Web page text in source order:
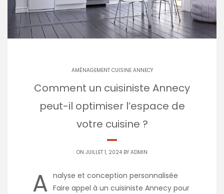
AMÉNAGEMENT CUISINE ANNECY
Comment un cuisiniste Annecy
peut-il optimiser l’espace de
votre cuisine ?
ON JUILLET 1, 2024 BY ADMIN
A nalyse et conception personnalisée
Faire appel à un cuisiniste Annecy pour